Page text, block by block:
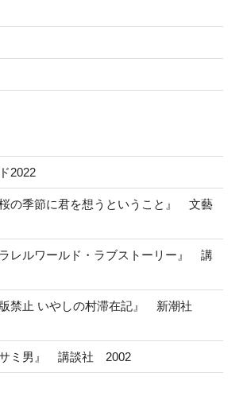
2022
の季節に君を想うということ』 文藝
レルワールド・ラブストーリー』 講
禁止 いやしの村滞在記』 新潮社
ミ男』 講談社 2002